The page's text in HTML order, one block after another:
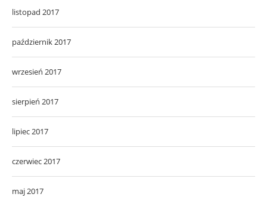
listopad 2017
październik 2017
wrzesień 2017
sierpień 2017
lipiec 2017
czerwiec 2017
maj 2017